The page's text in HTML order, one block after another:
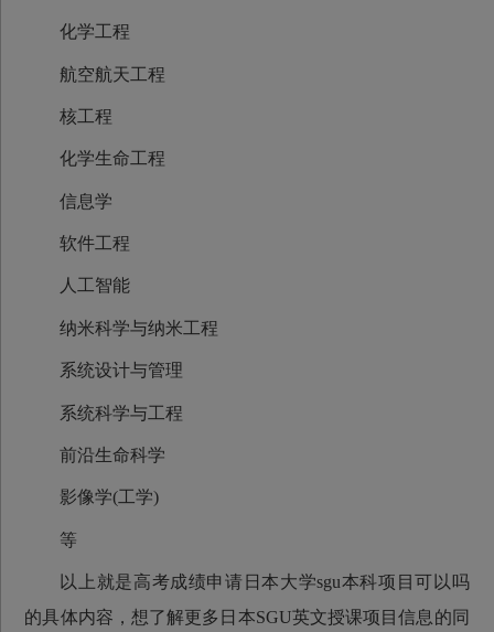
化学工程
航空航天工程
核工程
化学生命工程
信息学
软件工程
人工智能
纳米科学与纳米工程
系统设计与管理
系统科学与工程
前沿生命科学
影像学(工学)
等
以上就是高考成绩申请日本大学sgu本科项目可以吗
的具体内容，想了解更多日本SGU英文授课项目信息的同